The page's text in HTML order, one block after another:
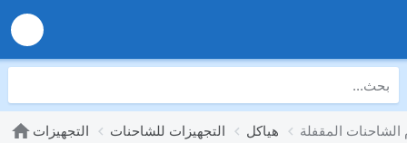
التجهيزات التجهيزات للشاحنات هياكل المقفلة